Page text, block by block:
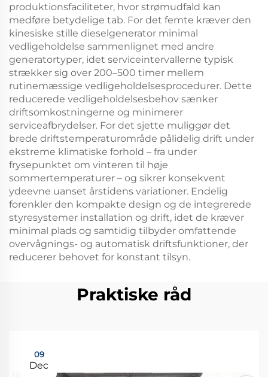
produktionsfaciliteter, hvor strømudfald kan
medføre betydelige tab. For det femte kræver den
kinesiske stille dieselgenerator minimal
vedligeholdelse sammenlignet med andre
generatortyper, idet serviceintervallerne typisk
strækker sig over 200–500 timer mellem
rutinemæssige vedligeholdelsesprocedurer. Dette
reducerede vedligeholdelsesbehov sænker
driftsomkostningerne og minimerer
serviceafbrydelser. For det sjette muliggør det
brede driftstemperaturområde pålidelig drift under
ekstreme klimatiske forhold – fra under
frysepunktet om vinteren til høje
sommertemperaturer – og sikrer konsekvent
ydeevne uanset årstidens variationer. Endelig
forenkler den kompakte design og de integrerede
styresystemer installation og drift, idet de kræver
minimal plads og samtidig tilbyder omfattende
overvågnings- og automatisk driftsfunktioner, der
reducerer behovet for konstant tilsyn.
Praktiske råd
09
Dec